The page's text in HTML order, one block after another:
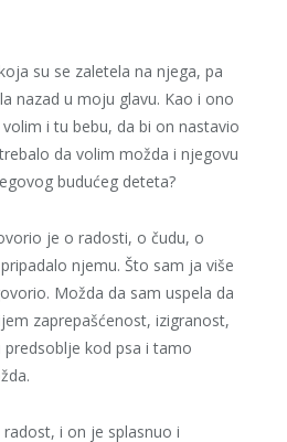
su se zaletela na njega, pa
nazad u moju glavu. Kao i ono
i tu bebu, da bi on nastavio
da volim možda i njegovu
budućeg deteta?
je o radosti, o čudu, o
njemu. Što sam ja više
Možda da sam uspela da
zaprepašćenost, izigranost,
kod psa i tamo
i on je splasnuo i